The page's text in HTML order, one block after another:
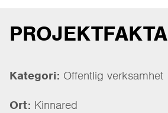
PROJEKTFAKTA
Kategori: Offentlig verksamhet
Ort: Kinnared